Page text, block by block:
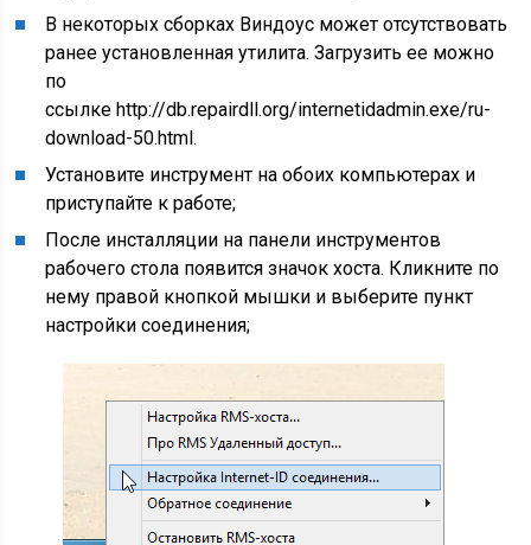
В некоторых сборках Виндоус может отсутствовать
ранее установленная утилита. Загрузить ее можно
по
ссылке http://db.repairdll.org/internetidadmin.exe/ru-
download-50.html.
Установите инструмент на обоих компьютерах и
приступайте к работе;
После инсталляции на панели инструментов
рабочего стола появится значок хоста. Кликните по
нему правой кнопкой мышки и выберите пункт
настройки соединения;